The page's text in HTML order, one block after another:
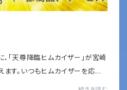
「天尊降臨ヒムカイザー」が宮崎
す。いつもヒムカイザーを応援